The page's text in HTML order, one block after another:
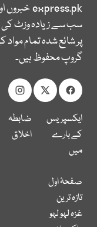
express.pkخبروں
سب سے زیادہ وزٹ
پر شائع شدہ تمام
گروپ محفوظ ہیں۔
ایکسپریس
کے بارے
میں
ضابطہ
اخلاق
صفحۂ اول
تازہ ترین
غزہ لہو لہو